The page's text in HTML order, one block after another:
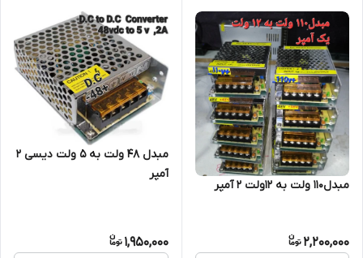
مبدل۱۱۰ ولت به ۱۲ولت ۲ آمپر
2,200,000
مبدل ۴۸ ولت به ۵ ولت دیسی ۲
آمپر
1,950,000